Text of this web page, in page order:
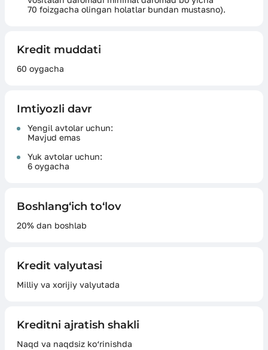
70 foizgacha olingan holatlar bundan mustasno).
Kredit muddati
60 oygacha
Imtiyozli davr
Yengil avtolar uchun:
Mavjud emas
Yuk avtolar uchun:
6 oygacha
Boshlang‘ich to‘lov
20% dan boshlab
Kredit valyutasi
Milliy va xorijiy valyutada
Kreditni ajratish shakli
Naqd va naqdsiz ko‘rinishda